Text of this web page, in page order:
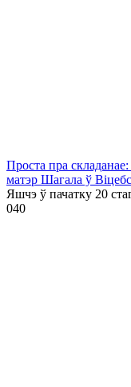
Проста пра
матэр Шагала ў
Яшчэ ў пачатку 20
040